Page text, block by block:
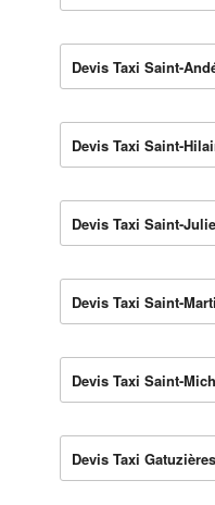
Devis Taxi Saint-
Devis Taxi Saint-
Devis Taxi Saint-
Devis Taxi Saint-
Devis Taxi Saint-
Devis Taxi Gatuzières